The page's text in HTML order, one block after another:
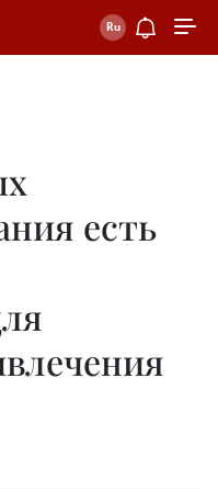
есть